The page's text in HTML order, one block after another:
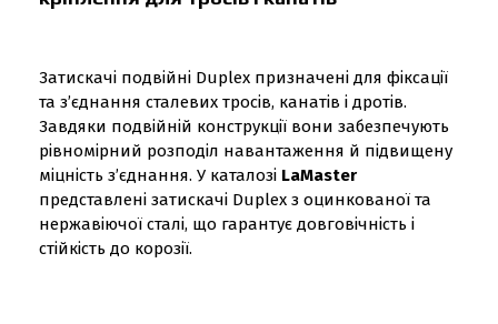
Затискачі подвійні Duplex призначені для фіксації
та з’єднання сталевих тросів, канатів і дротів.
Завдяки подвійній конструкції вони забезпечують
рівномірний розподіл навантаження й підвищену
міцність з’єднання. У каталозі LaMaster
представлені затискачі Duplex з оцинкованої та
нержавіючої сталі, що гарантує довговічність і
стійкість до корозії.